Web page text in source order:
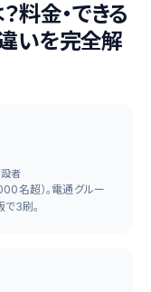
金・できる
いを完全解
者
名超）。電通グルー
3刷。